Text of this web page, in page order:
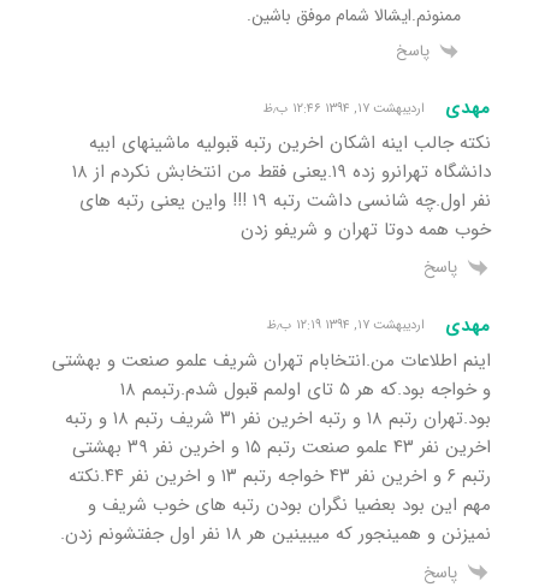
ممنونم.ایشالا شمام موفق باشین.
پاسخ
مهدی اردیبهشت ۱۷, ۱۳۹۴ ۱۲:۴۶ ب٫ظ
نکته جالب اینه اشکان اخرین رتبه قبولیه ماشینهای ابیه
دانشگاه تهرانرو زده ۱۹.یعنی فقط من انتخابش نکردم از ۱۸
نفر اول.چه شانسی داشت رتبه ۱۹ !!! واین یعنی رتبه های
خوب همه دوتا تهران و شریفو زدن
پاسخ
مهدی اردیبهشت ۱۷, ۱۳۹۴ ۱۲:۱۹ ب٫ظ
اینم اطلاعات من.انتخابام تهران شریف علمو صنعت و بهشتی
و خواجه بود.که هر ۵ تای اولمم قبول شدم.رتبمم ۱۸
بود.تهران رتبم ۱۸ و رتبه اخرین نفر ۳۱ شریف رتبم ۱۸ و رتبه
اخرین نفر ۴۳ علمو صنعت رتبم ۱۵ و اخرین نفر ۳۹ بهشتی
رتبم ۶ و اخرین نفر ۴۳ خواجه رتبم ۱۳ و اخرین نفر ۴۴.نکته
مهم این بود بعضیا نگران بودن رتبه های خوب شریف و
نمیزنن و همینجور که میبینین هر ۱۸ نفر اول جفتشونم زدن.
پاسخ